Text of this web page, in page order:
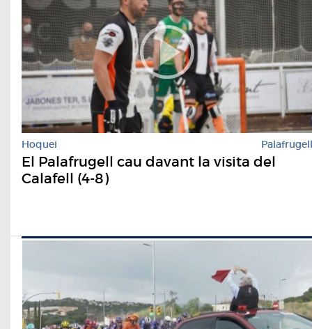
Hoquei Palafrugell
El Palafrugell cau davant la visita del
Calafell (4-8)